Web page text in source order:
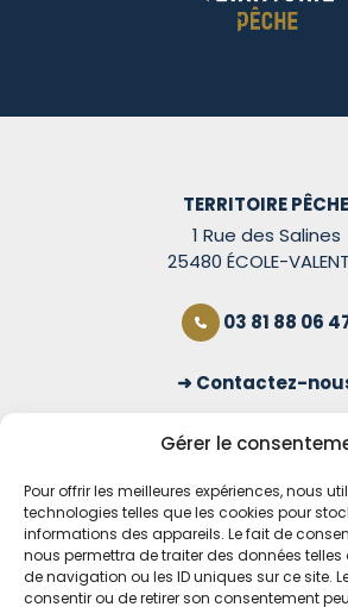
Gérer le
Pour offrir les meilleures expériences, nous
technologies telles que les cookies pour
informations des appareils. Le fait de
nous permettra de traiter des données
de navigation ou les ID uniques sur ce site.
consentir ou de retirer son consentement
TERRITOIRE PÊCHE
1 Rue des Salines
25480 ÉCOLE-
03 81 88 06
Contactez-
OUVERT TOUS LES
Voir nos